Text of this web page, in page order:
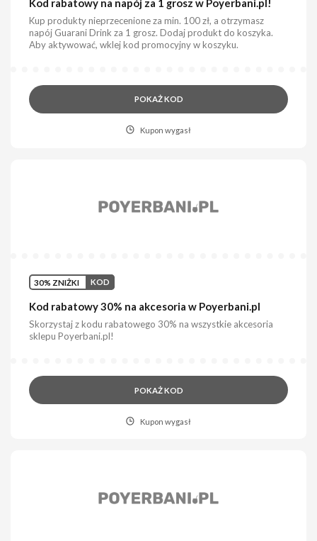
Kod rabatowy na napój za 1 grosz w Poyerbani.pl!
Kup produkty nieprzecenione za min. 100 zł, a otrzymasz
napój Guarani Drink za 1 grosz. Dodaj produkt do koszyka.
Aby aktywować, wklej kod promocyjny w koszyku.
POKAŻ KOD
Kupon wygasł
30% ZNIŻKI KOD
Kod rabatowy 30% na akcesoria w Poyerbani.pl
Skorzystaj z kodu rabatowego 30% na wszystkie akcesoria
sklepu Poyerbani.pl!
POKAŻ KOD
Kupon wygasł